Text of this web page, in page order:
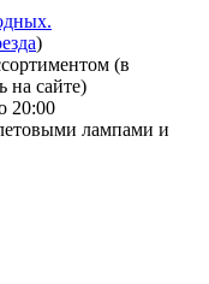
)
(в
на сайте)
20:00
лампами и